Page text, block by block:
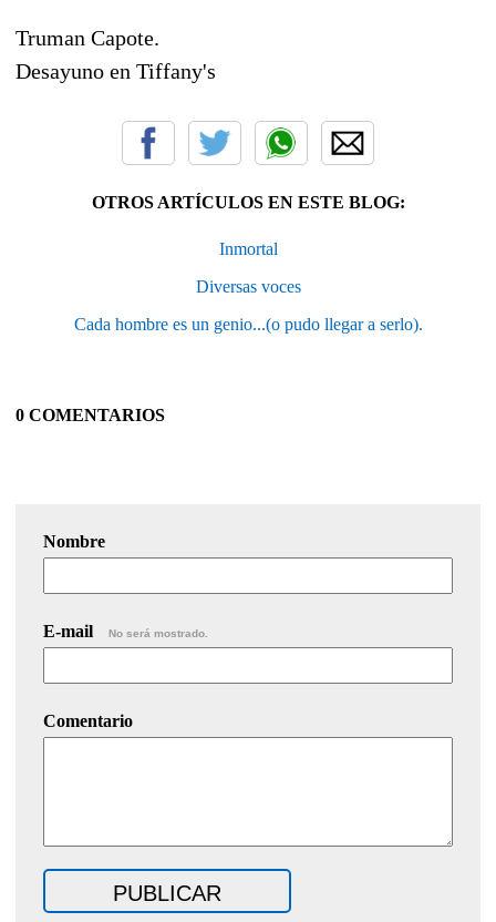
Truman Capote.
Desayuno en Tiffany's
OTROS ARTÍCULOS EN ESTE BLOG:
Inmortal
Diversas voces
Cada hombre es un genio...(o pudo llegar a serlo).
0 COMENTARIOS
Nombre
E-mail No será mostrado.
Comentario